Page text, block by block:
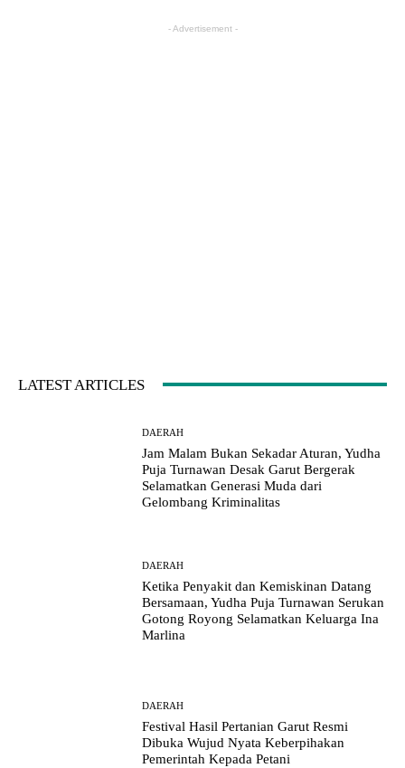
- Advertisement -
LATEST ARTICLES
DAERAH
Jam Malam Bukan Sekadar Aturan, Yudha
Puja Turnawan Desak Garut Bergerak
Selamatkan Generasi Muda dari
Gelombang Kriminalitas
DAERAH
Ketika Penyakit dan Kemiskinan Datang
Bersamaan, Yudha Puja Turnawan Serukan
Gotong Royong Selamatkan Keluarga Ina
Marlina
DAERAH
Festival Hasil Pertanian Garut Resmi
Dibuka Wujud Nyata Keberpihakan
Pemerintah Kepada Petani